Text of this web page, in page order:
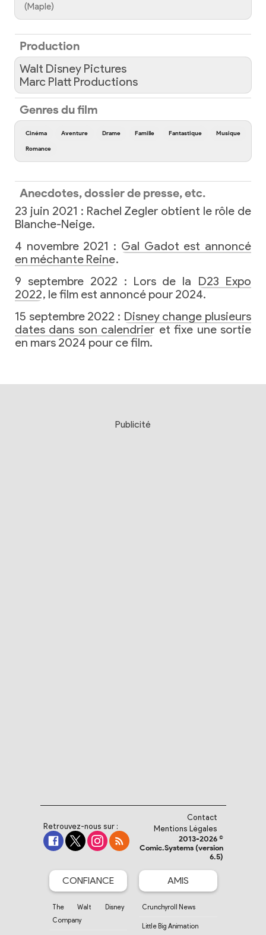
(Maple)
Production
Walt Disney Pictures
Marc Platt Productions
Genres du film
Cinéma Aventure Drame Famille Fantastique Musique
Romance
Anecdotes, dossier de presse, etc.
23 juin 2021 : Rachel Zegler obtient le rôle de
Blanche-Neige.
4 novembre 2021 : Gal Gadot est annoncé
en méchante Reine.
9 septembre 2022 : Lors de la D23 Expo
2022, le film est annoncé pour 2024.
15 septembre 2022 : Disney change plusieurs
dates dans son calendrier et fixe une sortie
en mars 2024 pour ce film.
Publicité
Retrouvez-nous sur :
Contact
Mentions Légales
2013-2026 ©
Comic.Systems (version
6.5)
CONFIANCE
The Walt Disney
Company
AMIS
Crunchyroll News
Little Big Animation